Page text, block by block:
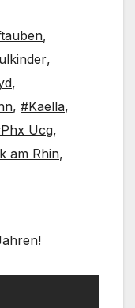
,
,
,
, #Kaella,
Ucg,
am Rhin,